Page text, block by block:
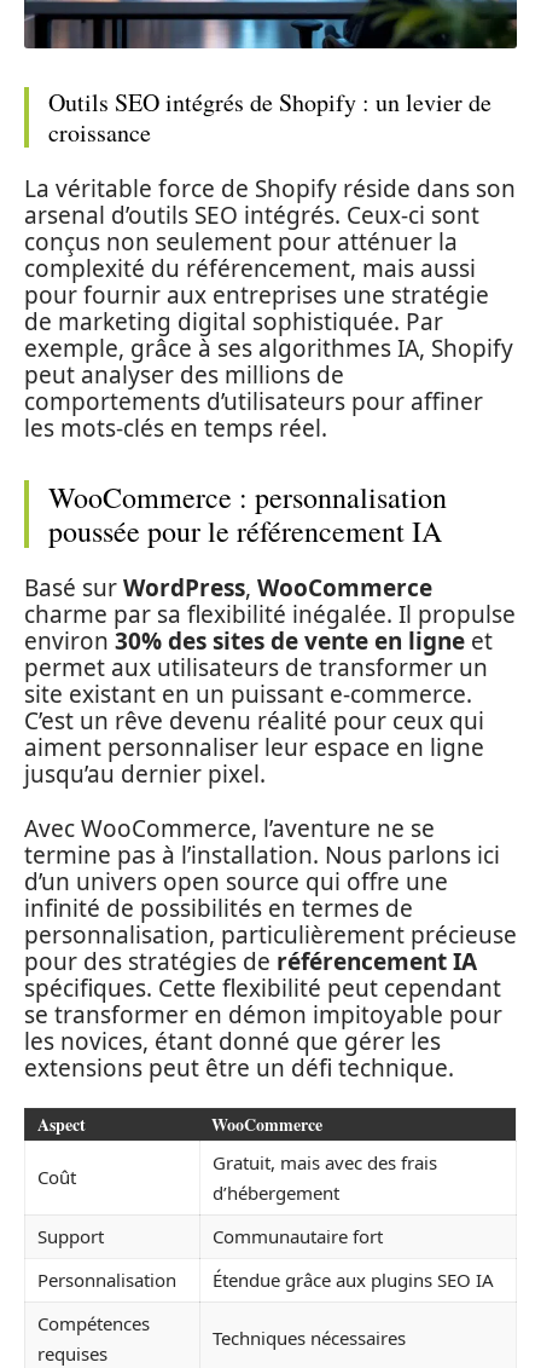
Outils SEO intégrés de Shopify : un levier de
croissance
La véritable force de Shopify réside dans son
arsenal d’outils SEO intégrés. Ceux-ci sont
conçus non seulement pour atténuer la
complexité du référencement, mais aussi
pour fournir aux entreprises une stratégie
de marketing digital sophistiquée. Par
exemple, grâce à ses algorithmes IA, Shopify
peut analyser des millions de
comportements d’utilisateurs pour affiner
les mots-clés en temps réel.
WooCommerce : personnalisation
poussée pour le référencement IA
Basé surWordPress, WooCommerce
charme par sa flexibilité inégalée. Il propulse
environ 30% des sites de vente en ligne et
permet aux utilisateurs de transformer un
site existant en un puissant e-commerce.
C’est un rêve devenu réalité pour ceux qui
aiment personnaliser leur espace en ligne
jusqu’au dernier pixel.
Avec WooCommerce, l’aventure ne se
termine pas à l’installation. Nous parlons ici
d’un univers open source qui offre une
infinité de possibilités en termes de
personnalisation, particulièrement précieuse
pour des stratégies de référencement IA
spécifiques. Cette flexibilité peut cependant
se transformer en démon impitoyable pour
les novices, étant donné que gérer les
extensions peut être un défi technique.
Aspect WooCommerce
Coût
Gratuit, mais avec des frais
d’hébergement
Support
Communautaire fort
Personnalisation
Étendue grâce aux plugins SEO IA
Compétences
requises
Techniques nécessaires